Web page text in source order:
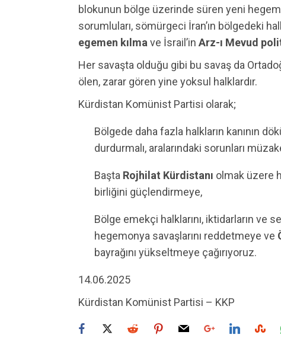
blokunun bölge üzerinde süren yeni
sorumluları, sömürgeci İran’ın bölgedeki
egemen kılmave İsrail’in Arz-ı Mevud
Her savaşta olduğu gibi bu savaş da
ölen, zarar gören yine yoksul halklardır.
Kürdistan Komünist Partisi olarak;
Bölgede daha fazla halkların kanının
durdurmalı, aralarındaki sorunları
Başta Rojhilat Kürdistanı olmak üzere
birliğini güçlendirmeye,
Bölge emekçi halklarını, iktidarların ve
hegemonya savaşlarını reddetmeye ve
bayrağını yükseltmeye çağırıyoruz.
14.06.2025
Kürdistan Komünist Partisi – KKP